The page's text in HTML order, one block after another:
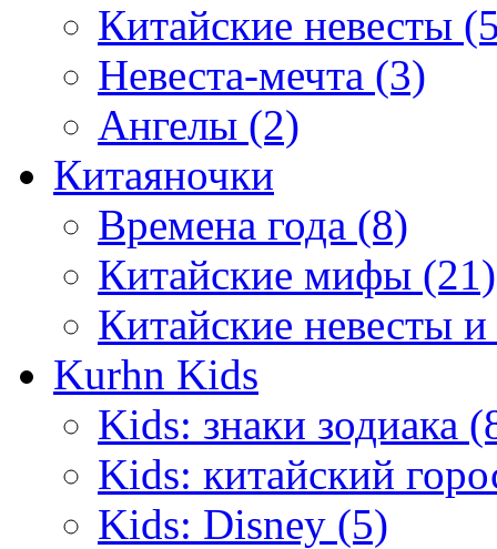
Китайские невесты
Невеста-мечта (3)
Ангелы (2)
Китаяночки
Времена года (8)
Китайские мифы (21)
Китайские невесты
Kurhn Kids
Kids: знаки зодиака
Kids: китайский
Kids: Disney (5)